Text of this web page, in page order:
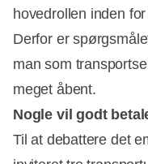
hovedrollen inden
Derfor er
man som
meget åbent.
Nogle vil godt
Til at debattere det